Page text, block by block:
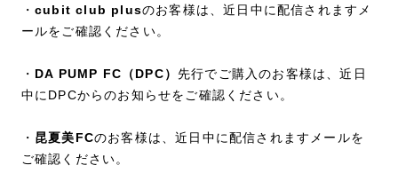
・cubit club plusのお客様は、近日中に配信されますメ
ールをご確認ください。
・ DA PUMP FC（DPC）先行でご購入のお客様は、近日
中にDPCからのお知らせをご確認ください。
・ 昆夏美FCのお客様は、近日中に配信されますメールを
ご確認ください。